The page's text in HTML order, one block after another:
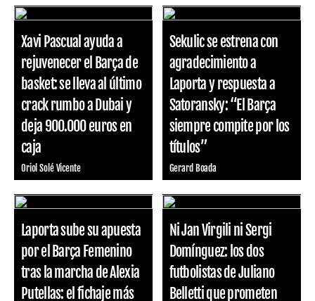
Xavi Pascual ayuda a
rejuvenecer el Barça de
basket: se lleva al último
crack rumbo a Dubai y
deja 900.000 euros en
caja
Oriol Solé Vicente
Sekulic se estrena con
agradecimiento a
Laporta y respuesta a
Satoransky: “El Barça
siempre compite por los
títulos”
Gerard Boada
Laporta sube su apuesta
por el Barça Femenino
tras la marcha de Alexia
Putellas: el fichaje más
Ni Jan Virgili ni Sergi
Domínguez: los dos
futbolistas de Juliano
Belletti que prometen